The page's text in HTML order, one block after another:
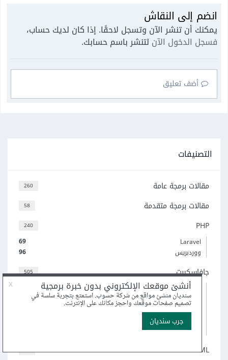
انضم إلى النقاش
يمكنك أن تنشر الآن وتسجل لاحقًا. إذا كان لديك حساب،
فسجل الدخول الآن لتنشر باسم حسابك.
أضف تعليق
التصنيفات
260 مقالات برمجة عامة
58 مقالات برمجة متقدمة
240 PHP
69
Laravel
96
ووردبريس
505 جافاسكربت
لغة TypeScript
Node.js
React
82 HTML